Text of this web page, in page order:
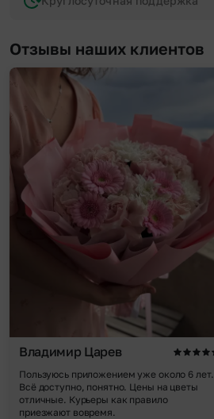
Отзывы наших клиентов
Владимир Царев
Пользуюсь приложением уже около 6 лет.
Всё доступно, понятно. Цены на цветы
отличные. Курьеры как правило
приезжают вовремя.